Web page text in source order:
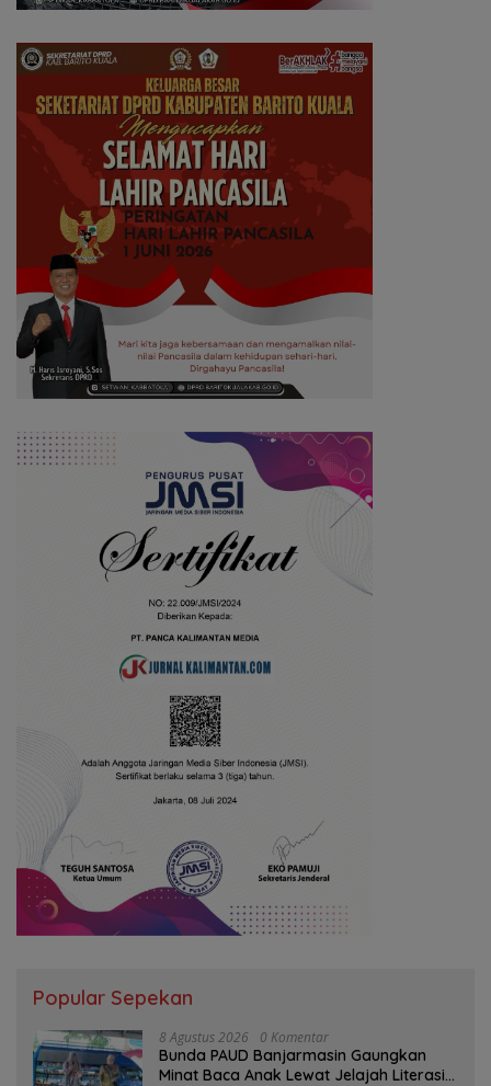
Popular Sepekan
8 Agustus 2026 0 Komentar
Bunda PAUD Banjarmasin Gaungkan
Minat Baca Anak Lewat Jelajah Literasi